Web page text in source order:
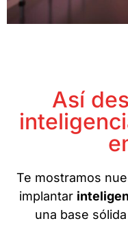
Así
Te mostramos
implantar
una base